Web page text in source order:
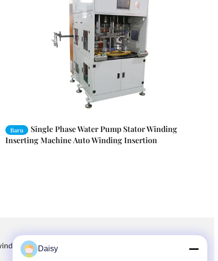
Baru
Single Phase Water Pump Stator Winding
Inserting Machine Auto Winding Insertion
8613914006446
Daisy